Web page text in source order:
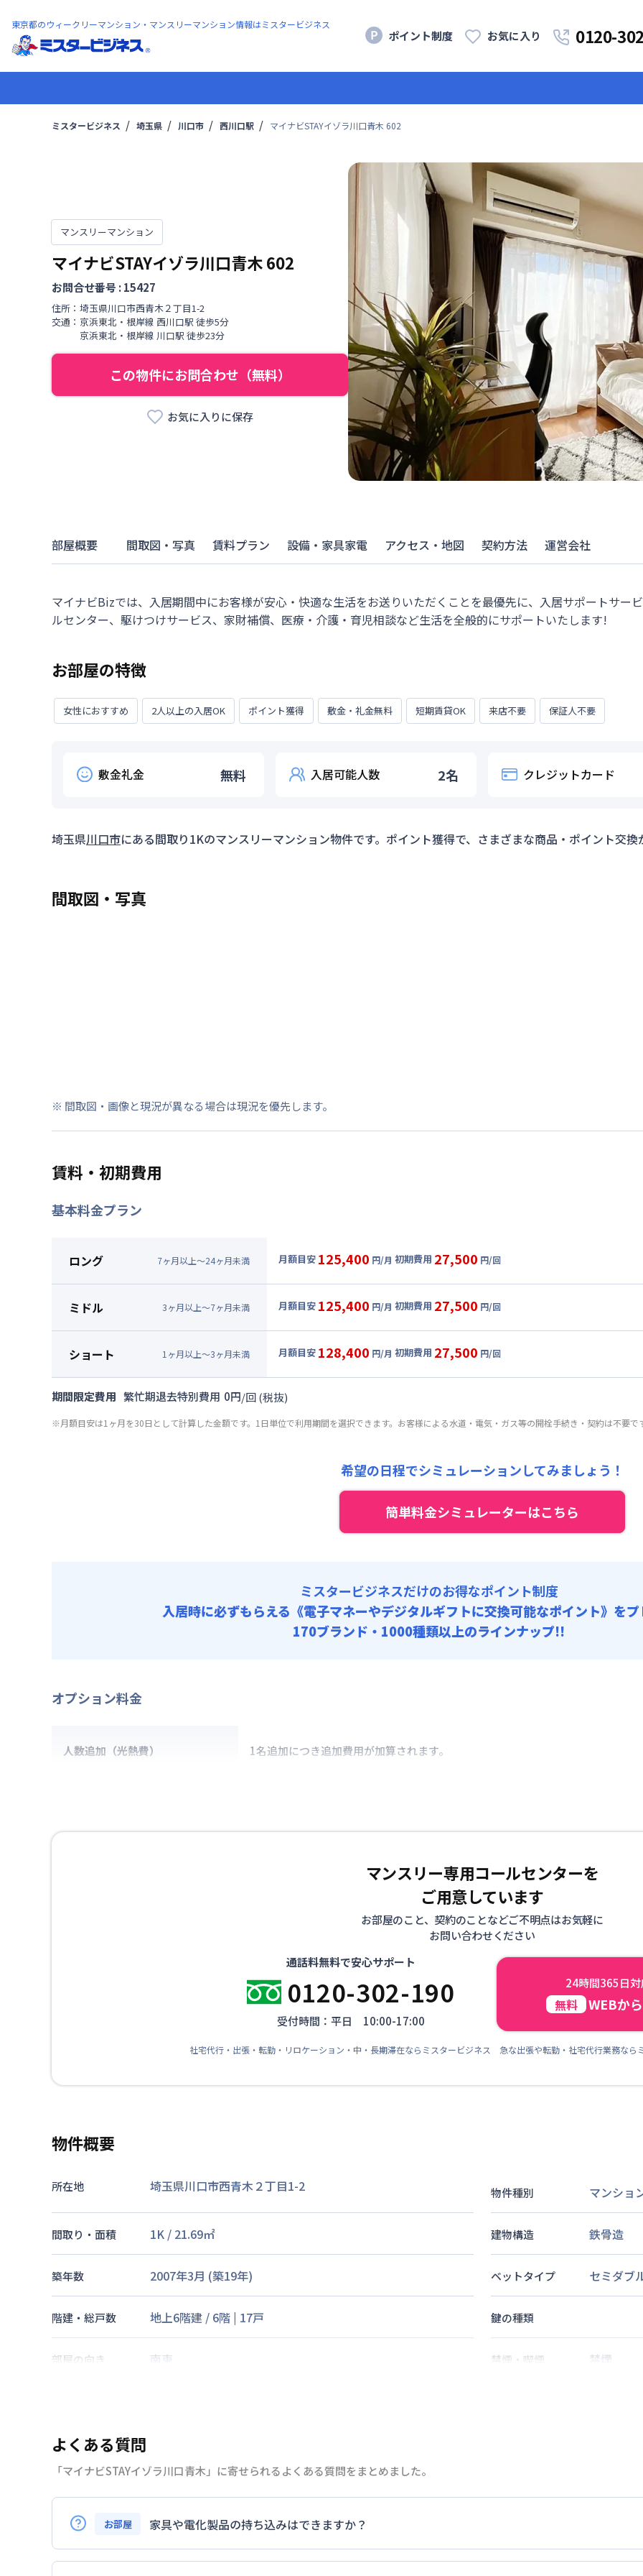
東京都のウィークリーマンション・マンスリーマンション情報はミスタービジネス
ポイント制度 お気に入り 0120-
ミスタービジネス 埼玉県 川口市 西川口駅 マイナビSTAYイゾラ川口青木 602
マンスリーマンション
マイナビSTAYイゾラ川口青木602
お問合せ番号 :15427
住所： 埼玉県川口市西青木２丁目1-2
交通： 京浜東北・根岸線 西川口駅 徒歩5分
京浜東北・根岸線 川口駅 徒歩23分
この物件にお問合わせ（無料）
お気に入りに保存
部屋概要 間取図・写真 賃料プラン 設備・家具家電 アクセス・地図 契約方法 運営会社
マイナビBizでは、入居期間中にお客様が安心・快適な生活をお送りいただくことを最優先に、入居サポートサー
ルセンター、駆けつけサービス、家財補償、医療・介護・育児相談など生活を全般的にサポートいたします!
お部屋の特徴
女性におすすめ 2人以上の入居OK ポイント獲得 敷金・礼金無料 短期賃貸OK 来店不要 保証人不要
敷金礼金 無料 入居可能人数 2名 クレジットカード
埼玉県川口市にある間取り1Kのマンスリーマンション物件です。ポイント獲得で、さまざまな商品・ポイント交換
間取図・写真
※ 間取図・画像と現況が異なる場合は現況を優先します。
賃料・初期費用
基本料金プラン
ロング 7ヶ月以上～24ヶ月未満 月額目安 125,400 円/月 初期費用 27,500 円/回
81,000円/月 (2,700円/日)
光熱費他 : 24,000円/月 (800円/日) (税抜)
清掃料他 : 25,000円/回 (税抜)
その他費用 :
ミドル 3ヶ月以上～7ヶ月未満 月額目安 125,400 円/月 初期費用 27,500 円/回
81,000円/月 (2,700円/日)
光熱費他 : 24,000円/月 (800円/日) (税抜)
清掃料他 :
その他費用 :
ショート 1 ヶ月以上～3ヶ月未満 月額目安 128,400 円/月 初期費用 27,500 円/回
月額賃料目安(30日利用)
光熱費他 : 24,000円/月 (800円/日) (税抜)
期間限定費用 繁忙期退去特別費用 0円/回(税抜)
※月額目安は1ヶ月を30日として計算した金額です。1日単位で利用期間を選択できます。お客様による水道・電気・ガス等の開栓手続き・契約は不要で
希望の日程でシミュレーションしてみましょう！
簡単料金シミュレーターはこちら
ミスタービジネスだけのお得なポイント制度
入居時に必ずもらえる 《電子マネーやデジタルギフトに交換可能なポイント》を
170ブランド・1000種類以上のラインナップ!!
オプション料金
人数追加（光熱費） 1名追加につき追加費用が加算されます。
マンスリー専用コールセンターを
ご用意しています
お部屋のこと、契約のことなどご不明点はお気軽に
お問い合わせください
通話料無料で安心サポート
0120-302-190
受付時間：平日 10:00-17:00
24時間365日
無料 WEBか
社宅代行・出張・転勤・リロケーション・中・長期滞在ならミスタービジネス 急な出張や転勤・社宅代行業務なら
物件概要
所在地 埼玉県川口市西青木２丁目1-2 物件種別 マンショ
間取り・面積 1K / 21.69㎡ 建物構造 鉄骨造
築年数 2007年3月 (築19年) ベットタイプ セミダブ
階建・総戸数 地上6階建 / 6階 | 17戸 鍵の種類
部屋の向き 南東 禁煙・喫煙 禁煙
情報更新日 2026年7月23日
よくある質問
「マイナビSTAYイゾラ川口青木」に寄せられるよくある質問をまとめました。
お部屋
家具や電化製品の持ち込みはできますか？
お持ち込みいただけます。